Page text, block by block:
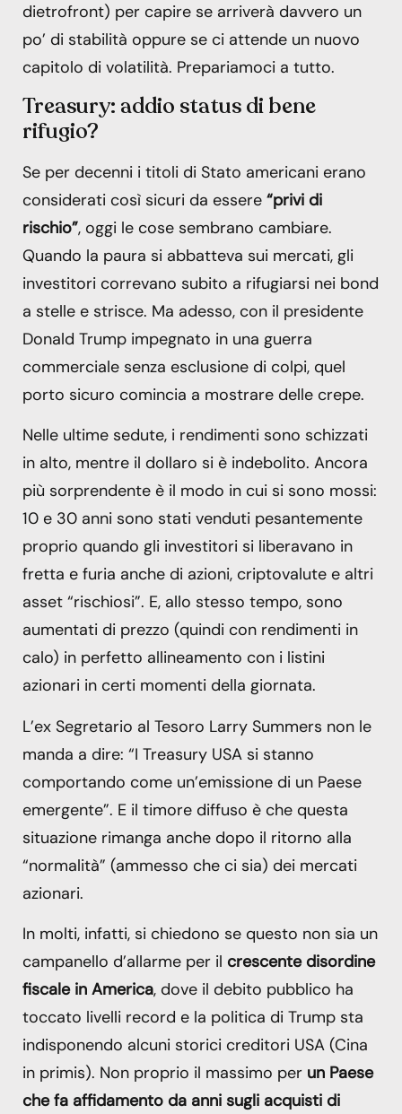
dietrofront) per capire se arriverà davvero un
po’ di stabilità oppure se ci attende un nuovo
capitolo di volatilità. Prepariamoci a tutto.
Treasury: addio status di bene
rifugio?
Se per decenni i titoli di Stato americani erano
considerati così sicuri da essere “privi di
rischio”, oggi le cose sembrano cambiare.
Quando la paura si abbatteva sui mercati, gli
investitori correvano subito a rifugiarsi nei bond
a stelle e strisce. Ma adesso, con il presidente
Donald Trump impegnato in una guerra
commerciale senza esclusione di colpi, quel
porto sicuro comincia a mostrare delle crepe.
Nelle ultime sedute, i rendimenti sono schizzati
in alto, mentre il dollaro si è indebolito. Ancora
più sorprendente è il modo in cui si sono mossi:
10 e 30 anni sono stati venduti pesantemente
proprio quando gli investitori si liberavano in
fretta e furia anche di azioni, criptovalute e altri
asset “rischiosi”. E, allo stesso tempo, sono
aumentati di prezzo (quindi con rendimenti in
calo) in perfetto allineamento con i listini
azionari in certi momenti della giornata.
L’ex Segretario al Tesoro Larry Summers non le
manda a dire: “I Treasury USA si stanno
comportando come un’emissione di un Paese
emergente”. E il timore diffuso è che questa
situazione rimanga anche dopo il ritorno alla
“normalità” (ammesso che ci sia) dei mercati
azionari.
In molti, infatti, si chiedono se questo non sia un
campanello d’allarme per il crescente disordine
fiscale in America, dove il debito pubblico ha
toccato livelli record e la politica di Trump sta
indisponendo alcuni storici creditori USA (Cina
in primis). Non proprio il massimo per un Paese
che fa affidamento da anni sugli acquisti di